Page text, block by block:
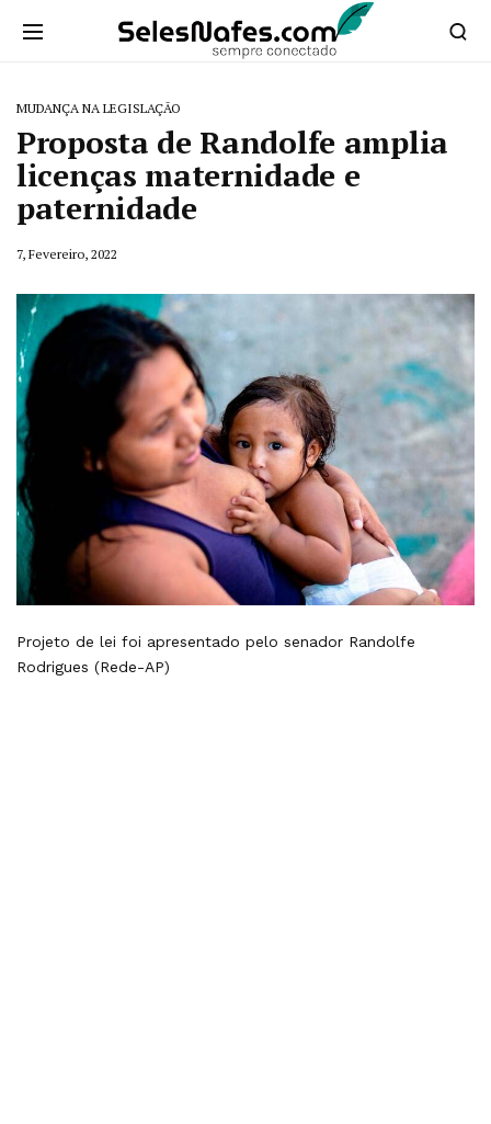
MUDANÇA NA LEGISLAÇÃO
Proposta de Randolfe amplia
licenças maternidade e
paternidade
7, Fevereiro, 2022
Projeto de lei foi apresentado pelo senador Randolfe
Rodrigues (Rede-AP)